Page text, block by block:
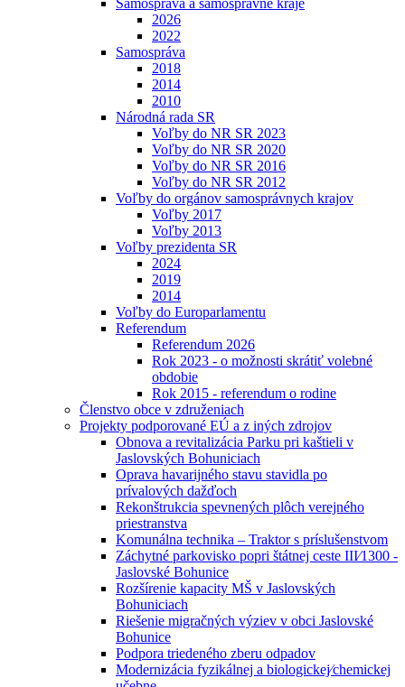
Samospráva a samosprávne kraje
2026
2022
Samospráva
2018
2014
2010
Národná rada SR
Voľby do NR SR 2023
Voľby do NR SR 2020
Voľby do NR SR 2016
Voľby do NR SR 2012
Voľby do orgánov samosprávnych krajov
Voľby 2017
Voľby 2013
Voľby prezidenta SR
2024
2019
2014
Voľby do Europarlamentu
Referendum
Referendum 2026
Rok 2023 - o možnosti skrátiť volebné
obdobie
Rok 2015 - referendum o rodine
Členstvo obce v združeniach
Projekty podporované EÚ a z iných zdrojov
Obnova a revitalizácia Parku pri kaštieli v
Jaslovských Bohuniciach
Oprava havarijného stavu stavidla po
prívalových dažďoch
Rekonštrukcia spevnených plôch verejného
priestranstva
Komunálna technika – Traktor s príslušenstvom
Záchytné parkovisko popri štátnej ceste III⁄1300 -
Jaslovské Bohunice
Rozšírenie kapacity MŠ v Jaslovských
Bohuniciach
Riešenie migračných výziev v obci Jaslovské
Bohunice
Podpora triedeného zberu odpadov
Modernizácia fyzikálnej a biologickej⁄chemickej